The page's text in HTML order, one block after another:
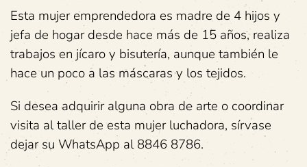
Esta mujer emprendedora es madre de 4 hijos y
jefa de hogar desde hace más de 15 años, realiza
trabajos en jícaro y bisutería, aunque también le
hace un poco a las máscaras y los tejidos.
Si desea adquirir alguna obra de arte o coordinar
visita al taller de esta mujer luchadora, sírvase
dejar su WhatsApp al 8846 8786.